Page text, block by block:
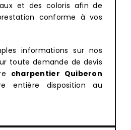
et des coloris afin de
conforme à vos
informations sur nos
toute demande de devis
charpentier Quiberon
entière disposition au